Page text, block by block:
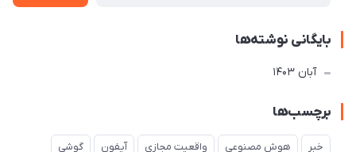
بایگانی نوشته‌ها
آبان 1403
برچسب‌ها
خبر هوش مصنوعی واقعیت مجازی آیفون گوشی